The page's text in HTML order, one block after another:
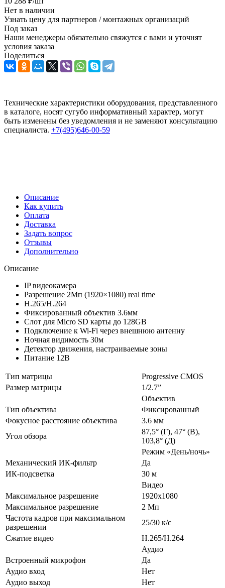
Нет в наличии
Узнать цену для партнеров / монтажных организаций
Под заказ
Наши менеджеры обязательно свяжутся с вами и уточнят
условия заказа
Поделиться
Технические характеристики оборудования, представленного
в каталоге, носят сугубо информативный характер, могут
быть изменены без уведомления и не заменяют консультацию
специалиста. +7(495)646-00-59
Описание
Как купить
Оплата
Доставка
Задать вопрос
Отзывы
Дополнительно
Описание
IP видеокамера
Разрешение 2Мп (1920×1080) real time
H.265/H.264
Фиксированный объектив 3.6мм
Слот для Micro SD карты до 128GB
Подключение к Wi-Fi через внешнюю антенну
Ночная видимость 30м
Детектор движения, настраиваемые зоны
Питание 12В
Тип матрицы
Progressive CMOS
Размер матрицы
1/2.7”
Объектив
Тип объектива
Фиксированный
Фокусное расстояние объектива
3.6 мм
Угол обзора
87,5° (Г), 47° (В),
103,8° (Д)
Режим «День/ночь»
Механический ИК-фильтр
Да
ИК-подсветка
30 м
Видео
Максимальное разрешение
1920x1080
Максимальное разрешение
2 Мп
Частота кадров при максимальном
разрешении
25/30 к/с
Сжатие видео
H.265/H.264
Аудио
Встроенный микрофон
Да
Аудио вход
Нет
Аудио выход
Нет